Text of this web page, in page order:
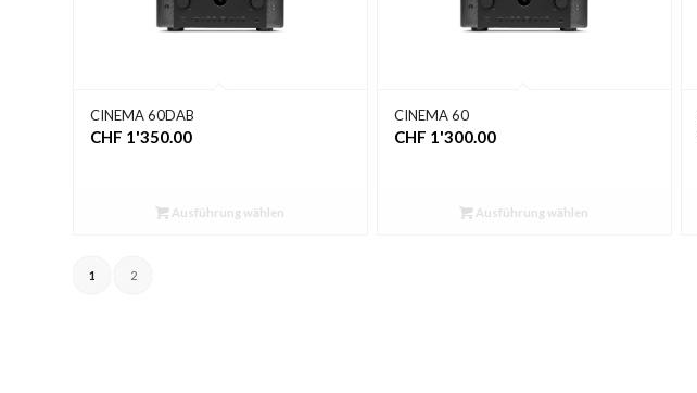
CINEMA 60DAB
CHF 1'350.00
Ausführung wählen
CINEMA 60
CHF 1'300.00
Ausführung wählen
1 2